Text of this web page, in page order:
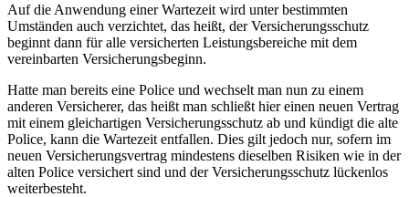
Auf die Anwendung einer Wartezeit wird unter bestimmten
Umständen auch verzichtet, das heißt, der Versicherungsschutz
beginnt dann für alle versicherten Leistungsbereiche mit dem
vereinbarten Versicherungsbeginn.
Hatte man bereits eine Police und wechselt man nun zu einem
anderen Versicherer, das heißt man schließt hier einen neuen Vertrag
mit einem gleichartigen Versicherungsschutz ab und kündigt die alte
Police, kann die Wartezeit entfallen. Dies gilt jedoch nur, sofern im
neuen Versicherungsvertrag mindestens dieselben Risiken wie in der
alten Police versichert sind und der Versicherungsschutz lückenlos
weiterbesteht.